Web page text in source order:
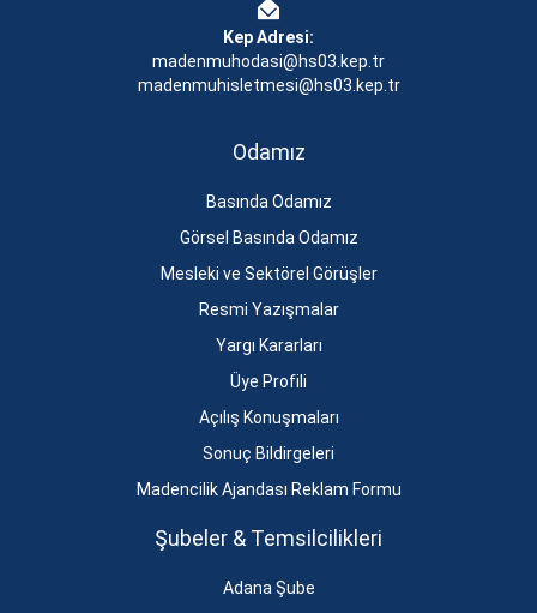
Kep Adresi:
madenmuhodasi@hs03.kep.tr
madenmuhisletmesi@hs03.kep.tr
Odamız
Basında Odamız
Görsel Basında Odamız
Mesleki ve Sektörel Görüşler
Resmi Yazışmalar
Yargı Kararları
Üye Profili
Açılış Konuşmaları
Sonuç Bildirgeleri
Madencilik Ajandası Reklam Formu
Şubeler & Temsilcilikleri
Adana Şube